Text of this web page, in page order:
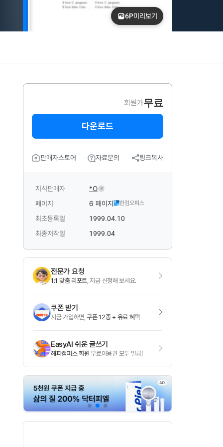
6P미리보기
회원가무료
다운로드
판매자스토어 자료문의 링크복사
지식판매자 *O P
페이지 6 페이지 한컴오피스
최초등록일
1999.04.10
최종저작일
1999.04
전문가 요청
1:1 맞춤 리포트, 지금 신청해 보세요.
쿠폰 받기
지금 가입하면,쿠폰 12종 + 유료 혜택
EasyAI 쉬운 글쓰기
해피캠퍼스 회원 무료이용권 모두 발급!